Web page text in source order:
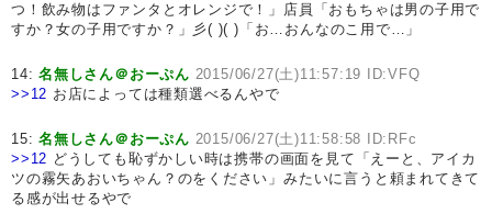
つ！飲み物はファンタとオレンジで！」店員「おもちゃは男の子用で
すか？女の子用ですか？」彡( )( )「お…おんなのこ用で…」
14:名無しさん＠おーぷん 2015/06/27(土)11:57:19 ID:VFQ
>>12 お店によっては種類選べるんやで
15:名無しさん＠おーぷん 2015/06/27(土)11:58:58 ID:RFc
>>12 どうしても恥ずかしい時は携帯の画面を見て「えーと、アイカ
ツの霧矢あおいちゃん？のをください」みたいに言うと頼まれてきて
る感が出せるやで